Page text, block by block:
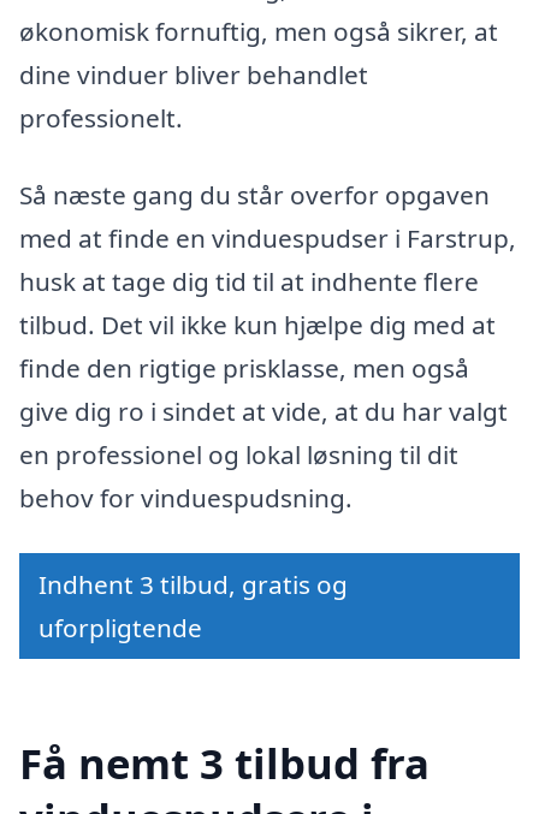
økonomisk fornuftig, men også sikrer, at
dine vinduer bliver behandlet
professionelt.
Så næste gang du står overfor opgaven
med at finde en vinduespudser i Farstrup,
husk at tage dig tid til at indhente flere
tilbud. Det vil ikke kun hjælpe dig med at
finde den rigtige prisklasse, men også
give dig ro i sindet at vide, at du har valgt
en professionel og lokal løsning til dit
behov for vinduespudsning.
Indhent 3 tilbud, gratis og
uforpligtende
Få nemt 3 tilbud fra